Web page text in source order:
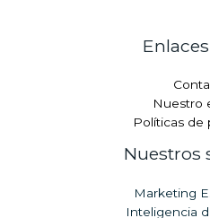
Nuestro
Políticas de
Nuestros
Marketing
Inteligencia